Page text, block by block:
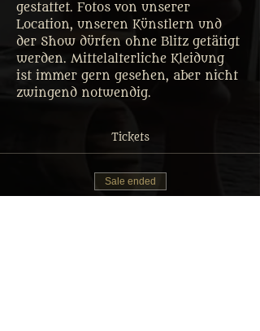
gestattet. Fotos von unserer
Location, unseren Künstlern und
der Show dürfen ohne Blitz getätigt
werden. Mittelalterliche Kleidung
ist immer gern gesehen, aber nicht
zwingend notwendig.
Tickets
Sale ended